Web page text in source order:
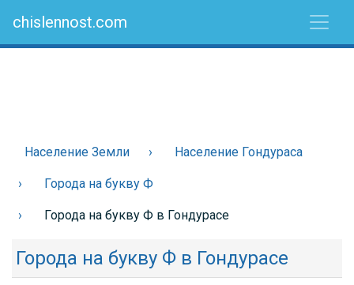
chislennost.com
Население Земли Население Гондураса
Города на букву Ф
Города на букву Ф в Гондурасе
Города на букву Ф в Гондурасе